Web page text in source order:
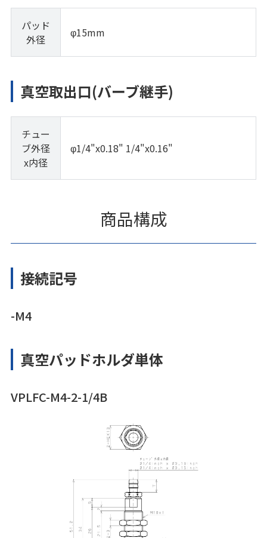
パッド
外径
φ15mm
真空取出口(バーブ継手)
チュー
ブ外径
x内径
φ1/4"x0.18" 1/4"x0.16"
商品構成
接続記号
-M4
真空パッドホルダ単体
VPLFC-M4-2-1/4B